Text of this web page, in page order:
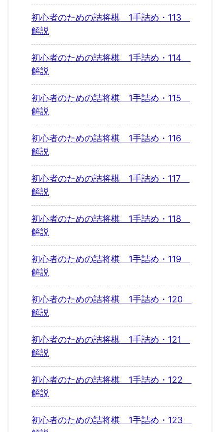
初心者のための詰将棋 1手詰め・113
解説
初心者のための詰将棋 1手詰め・114
解説
初心者のための詰将棋 1手詰め・115
解説
初心者のための詰将棋 1手詰め・116
解説
初心者のための詰将棋 1手詰め・117
解説
初心者のための詰将棋 1手詰め・118
解説
初心者のための詰将棋 1手詰め・119
解説
初心者のための詰将棋 1手詰め・120
解説
初心者のための詰将棋 1手詰め・121
解説
初心者のための詰将棋 1手詰め・122
解説
初心者のための詰将棋 1手詰め・123